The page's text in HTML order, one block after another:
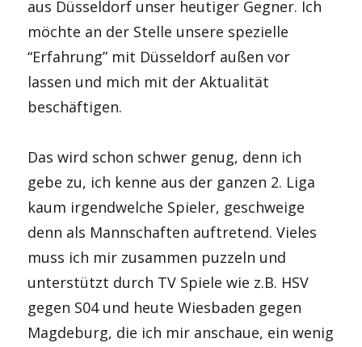
aus Düsseldorf unser heutiger Gegner. Ich
möchte an der Stelle unsere spezielle
“Erfahrung” mit Düsseldorf außen vor
lassen und mich mit der Aktualität
beschäftigen.
Das wird schon schwer genug, denn ich
gebe zu, ich kenne aus der ganzen 2. Liga
kaum irgendwelche Spieler, geschweige
denn als Mannschaften auftretend. Vieles
muss ich mir zusammen puzzeln und
unterstützt durch TV Spiele wie z.B. HSV
gegen S04 und heute Wiesbaden gegen
Magdeburg, die ich mir anschaue, ein wenig